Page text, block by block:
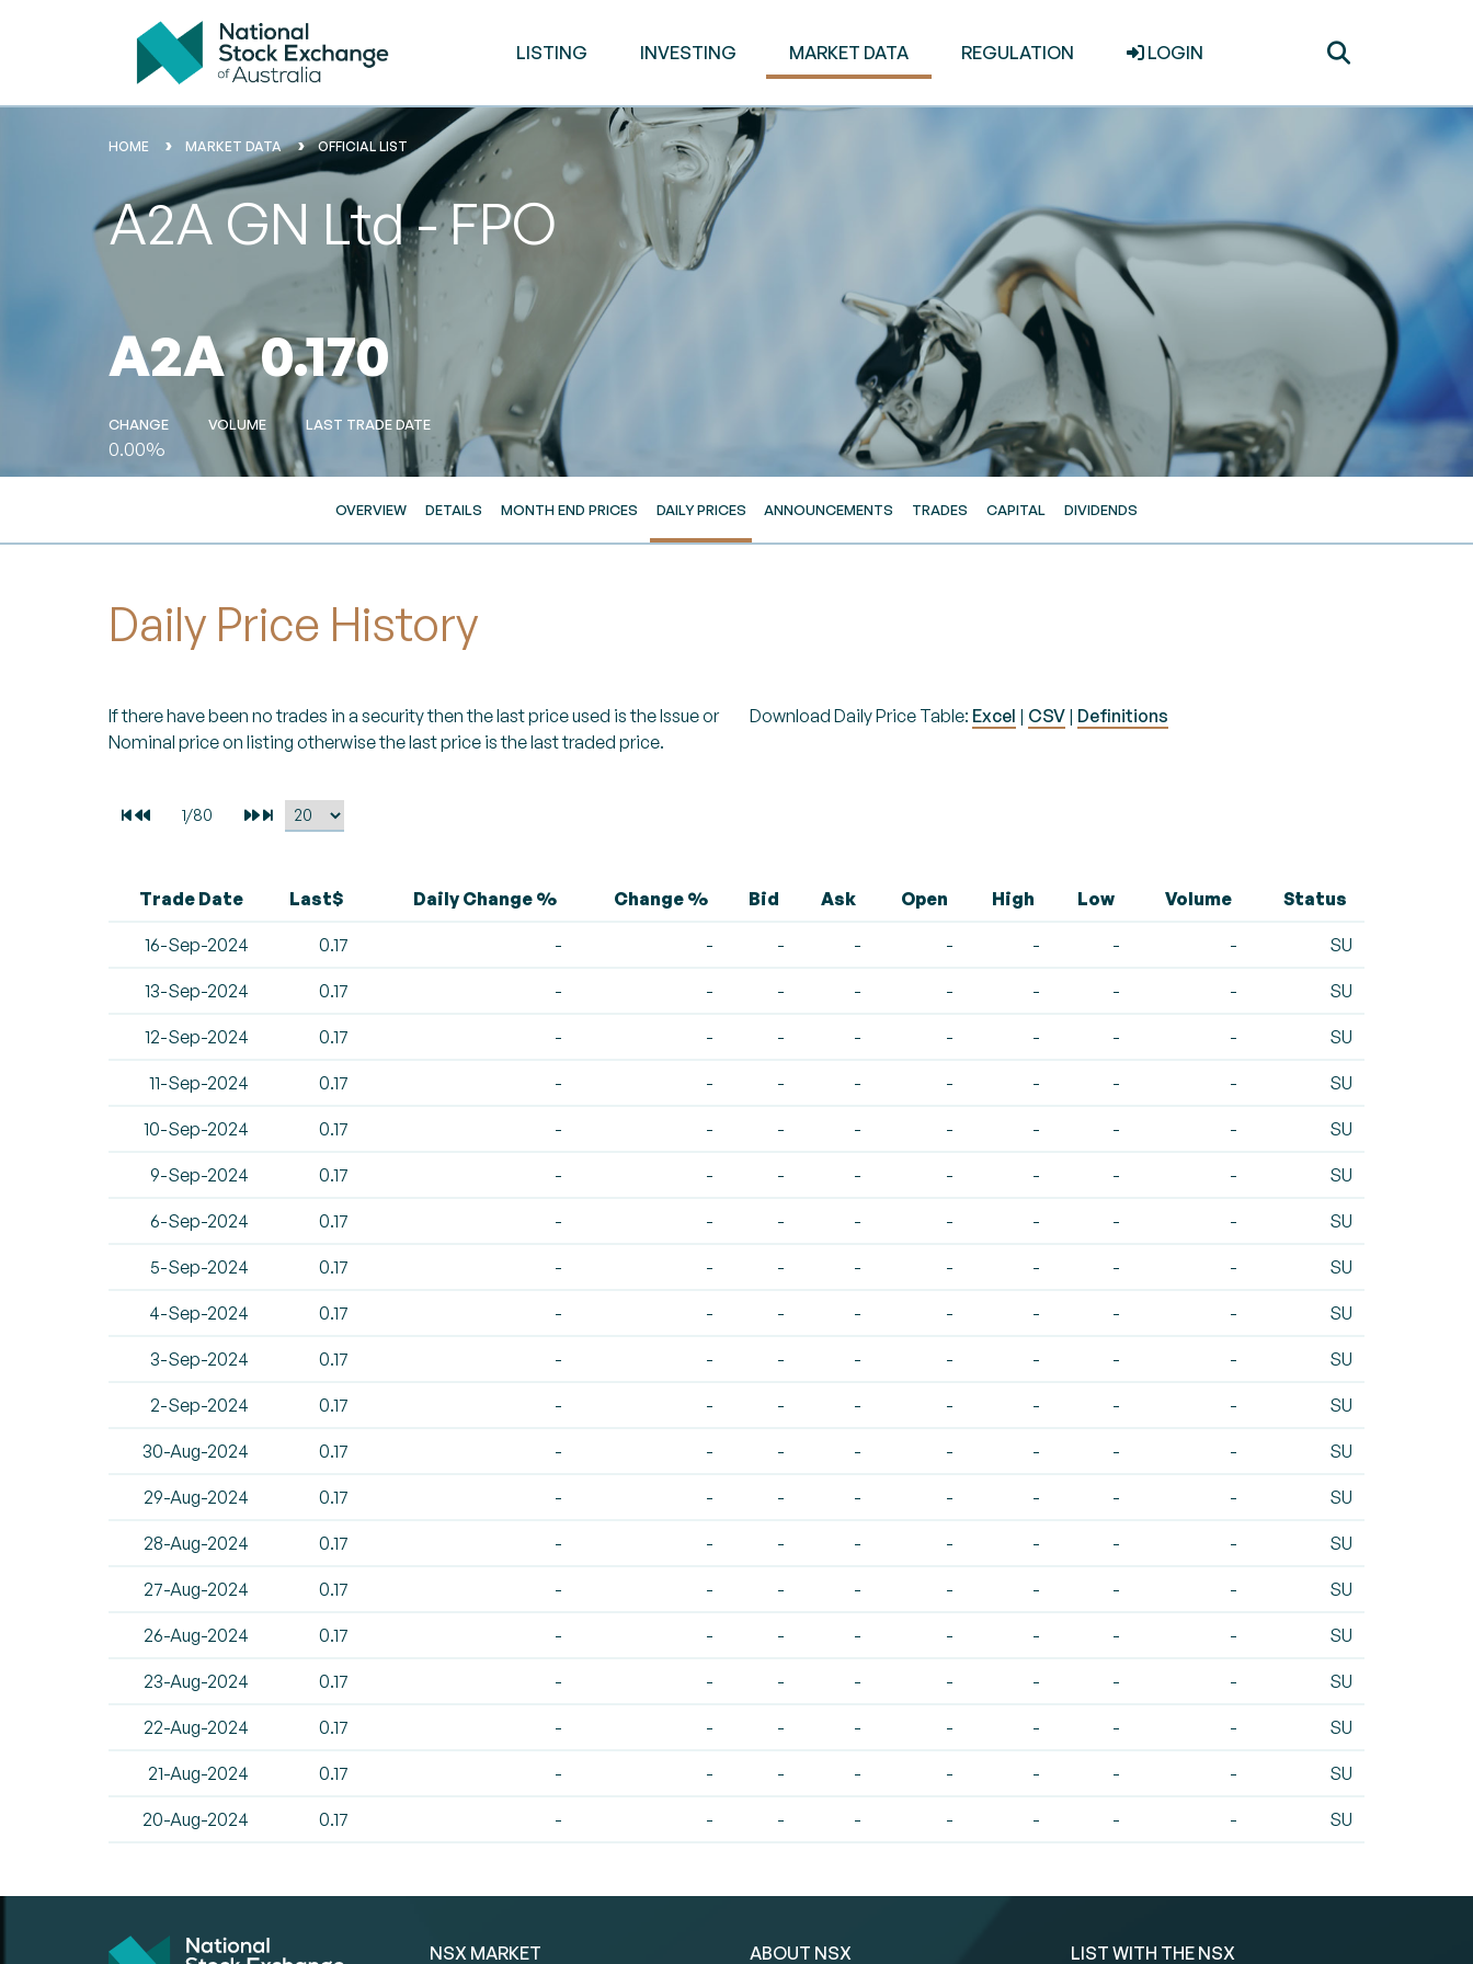
LISTING INVESTING MARKET DATA REGULATION LOGIN
HOME MARKET DATA OFFICIAL LIST
A2A GN Ltd - FPO
A2A 0.170
CHANGE
0.00%
VOLUME LAST TRADE DATE
OVERVIEW DETAILS MONTH END PRICES DAILY PRICES ANNOUNCEMENTS TRADES CAPITAL DIVIDENDS
Daily Price History
If there have been no trades in a security then the last price used is the Issue or
Nominal price on listing otherwise the last price is the last traded price.
Download Daily Price Table: Excel | CSV | Definitions
Trade Date Last$ Daily Change % Change % Bid Ask Open High Low Volume Status
16-Sep-2024 0.17 - - - - - - - - SU
13-Sep-2024 0.17 - - - - - - - - SU
12-Sep-2024 0.17 - - - - - - - - SU
11-Sep-2024 0.17 - - - - - - - - SU
10-Sep-2024 0.17 - - - - - - - - SU
9-Sep-2024 0.17 - - - - - - - - SU
6-Sep-2024 0.17 - - - - - - - - SU
5-Sep-2024 0.17 - - - - - - - - SU
4-Sep-2024 0.17 - - - - - - - - SU
3-Sep-2024 0.17 - - - - - - - - SU
2-Sep-2024 0.17 - - - - - - - - SU
30-Aug-2024 0.17 - - - - - - - - SU
29-Aug-2024 0.17 - - - - - - - - SU
28-Aug-2024 0.17 - - - - - - - - SU
27-Aug-2024 0.17 - - - - - - - - SU
26-Aug-2024 0.17 - - - - - - - - SU
23-Aug-2024 0.17 - - - - - - - - SU
22-Aug-2024 0.17 - - - - - - - - SU
21-Aug-2024 0.17 - - - - - - - - SU
20-Aug-2024 0.17 - - - - - - - - SU
NSX MARKET ABOUT NSX LIST WITH THE NSX